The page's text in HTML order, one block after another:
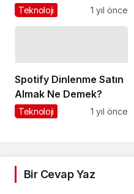
Teknoloji 1 yıl önce
Spotify Dinlenme Satın
Almak Ne Demek?
Teknoloji 1 yıl önce
Bir Cevap Yaz